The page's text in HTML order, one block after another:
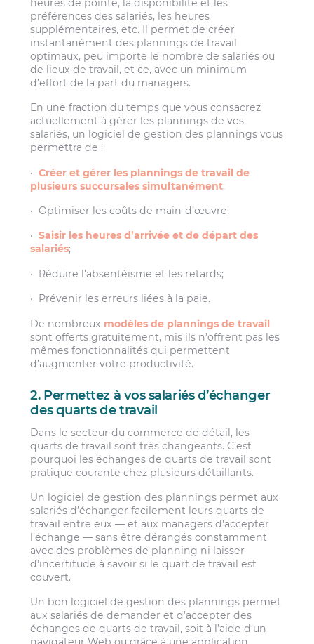
heures de pointe, la disponibilité et les
préférences des salariés, les heures
supplémentaires, etc. Il permet de créer
instantanément des plannings de travail
optimaux, peu importe le nombre de salariés ou
de lieux de travail, et ce, avec un minimum
d’effort de la part du managers.
En une fraction du temps que vous consacrez
actuellement à gérer les plannings de vos
salariés, un logiciel de gestion des plannings vous
permettra de :
·Créer et gérer les plannings de travail de
plusieurs succursales simultanément;
· Optimiser les coûts de main-d’œuvre;
·Saisir les heures d’arrivée et de départ des
salariés;
· Réduire l’absentéisme et les retards;
· Prévenir les erreurs liées à la paie.
De nombreux modèles de plannings de travail
sont offerts gratuitement, mis ils n’offrent pas les
mêmes fonctionnalités qui permettent
d’augmenter votre productivité.
2. Permettez à vos salariés d’échanger
des quarts de travail
Dans le secteur du commerce de détail, les
quarts de travail sont très changeants. C’est
pourquoi les échanges de quarts de travail sont
pratique courante chez plusieurs détaillants.
Un logiciel de gestion des plannings permet aux
salariés d’échanger facilement leurs quarts de
travail entre eux — et aux managers d’accepter
l’échange — sans être dérangés constamment
avec des problèmes de planning ni laisser
d’incertitude à savoir si le quart de travail est
couvert.
Un bon logiciel de gestion des plannings permet
aux salariés de demander et d’accepter des
échanges de quarts de travail, soit à l’aide d’un